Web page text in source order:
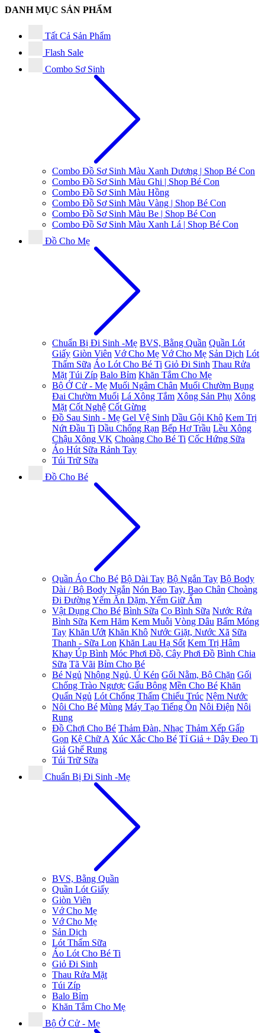
DANH MỤC SẢN PHẨM
Tất Cả Sản Phẩm
Flash Sale
Combo Sơ Sinh
Combo Đồ Sơ Sinh Màu Xanh Dương | Shop Bé Con
Combo Đồ Sơ Sinh Màu Ghi | Shop Bé Con
Combo Đồ Sơ Sinh Màu Hồng
Combo Đồ Sơ Sinh Màu Vàng | Shop Bé Con
Combo Đồ Sơ Sinh Màu Be | Shop Bé Con
Combo Đồ Sơ Sinh Màu Xanh Lá | Shop Bé Con
Đồ Cho Mẹ
Chuẩn Bị Đi Sinh -Mẹ BVS, Bằng Quần Quần Lót
Giấy Giòn Viên Vớ Cho Mẹ Vớ Cho Mẹ Sản Dịch Lót
Thấm Sữa Áo Lót Cho Bé Ti Giỏ Đi Sinh Thau Rửa
Mặt Túi Zíp Balo Bỉm Khăn Tắm Cho Mẹ
Bộ Ở Cử - Mẹ Muối Ngâm Chân Muối Chườm Bụng
Đai Chườm Muối Lá Xông Tắm Xông Sản Phụ Xông
Mặt Cốt Nghệ Cốt Gừng
Đồ Sau Sinh - Mẹ Gel Vệ Sinh Dầu Gội Khô Kem Trị
Nứt Đầu Ti Dầu Chống Rạn Bếp Hơ Trầu Lều Xông
Chậu Xông VK Choàng Cho Bé Ti Cốc Hứng Sữa
Áo Hút Sữa Rảnh Tay
Túi Trữ Sữa
Đồ Cho Bé
Quần Áo Cho Bé Bộ Dài Tay Bộ Ngắn Tay Bộ Body
Dài / Bộ Body Ngắn Nón Bao Tay, Bao Chân Choàng
Đi ĐườngYếm Ăn Dặm, Yếm Giữ Ấm
Vật Dụng Cho Bé Bình Sữa Cọ Bình Sữa Nước Rửa
Bình Sữa Kem Hăm Kem Muỗi Vòng Dâu Bấm Móng
Tay Khăn Ướt Khăn Khô Nước Giặt, Nước Xã Sữa
Thanh - Sữa Lon Khăn Lau Hạ Sốt Kem Trị Hâm
Khay Úp Bình Móc Phơi Đồ, Cây Phơi Đồ Bình Chia
Sữa Tã Vãi Bỉm Cho Bé
Bé Ngủ Nhộng Ngủ, Ủ Kén Gối Nằm, Bộ Chặn Gối
Chống Trào Ngược Gấu Bông Mền Cho Bé Khăn
Quấn Ngủ Lót Chống Thấm Chiếu Trúc Nệm Nước
Nôi Cho Bé Mùng Máy Tạo Tiếng Ồn Nôi Điện Nôi
Rung
Đồ Chơi Cho Bé Thảm Đàn, Nhạc Thảm Xếp Gấp
Gọn Kệ Chữ A Xúc Xắc Cho Bé Tỉ Giả + Dây Đeo Ti
Giả Ghế Rung
Túi Trữ Sữa
Chuẩn Bị Đi Sinh -Mẹ
BVS, Bằng Quần
Quần Lót Giấy
Giòn Viên
Vớ Cho Mẹ
Vớ Cho Mẹ
Sản Dịch
Lót Thấm Sữa
Áo Lót Cho Bé Ti
Giỏ Đi Sinh
Thau Rửa Mặt
Túi Zíp
Balo Bỉm
Khăn Tắm Cho Mẹ
Bộ Ở Cử - Mẹ